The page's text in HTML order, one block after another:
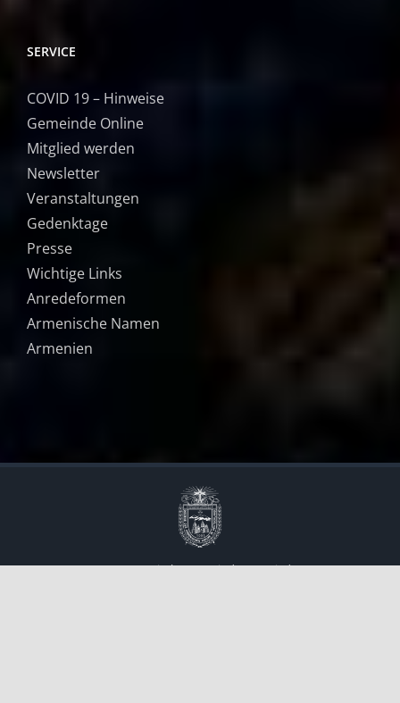
SERVICE
COVID 19 – Hinweise
Gemeinde Online
Mitglied werden
Newsletter
Veranstaltungen
Gedenktage
Presse
Wichtige Links
Anredeformen
Armenische Namen
Armenien
©Armenische Gemeinde Neuwied